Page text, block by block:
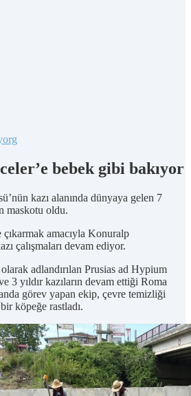
bebek gibi bakıyor
kazı alanında dünyaya gelen 7
maskotu oldu.
amacıyla Konuralp
çalışmaları devam ediyor.
adlandırılan Prusias ad Hypium
3 yıldır kazıların devam ettiği Roma
görev yapan ekip, çevre temizliği
köpeğe rastladı.